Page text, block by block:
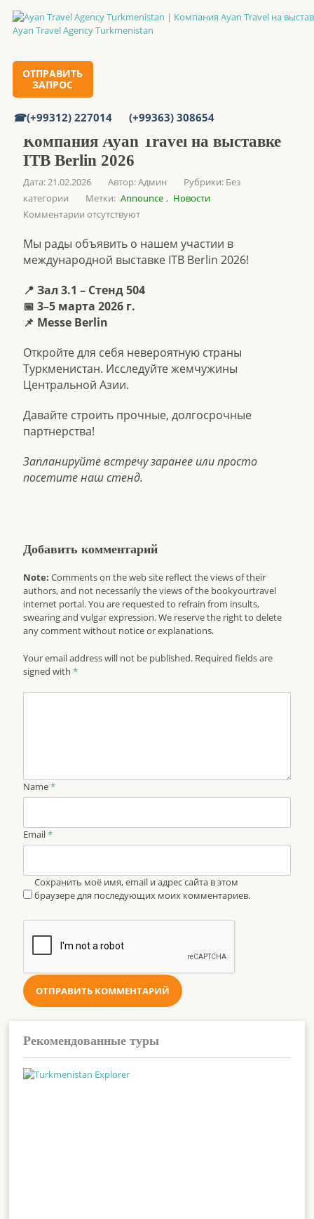
(+99312) 227014 (+99363) 308654
ОТПРАВИТЬ
ЗАПРОС
Главная
Компания Ayan Travel на выставке ITB Berlin 2026
Компания Ayan Travel на выставке
ITB Berlin 2026
Дата: 21.02.2026 Автор:Админ Рубрики: Без
категории
Метки: Announce , Новости
Комментарии отсутствуют
Мы рады объявить о нашем участии в
международной выставке ITB Berlin 2026!
📍 Зал 3.1 – Стенд 504
📅 3–5 марта 2026 г.
📌 Messe Berlin
Откройте для себя невероятную страны
Туркменистан. Исследуйте жемчужины
Центральной Азии.
Давайте строить прочные, долгосрочные
партнерства!
Запланируйте встречу заранее или просто
посетите наш стенд.
Добавить комментарий
Note: Comments on the web site reflect the views of their
authors, and not necessarily the views of the bookyourtravel
internet portal. You are requested to refrain from insults,
swearing and vulgar expression. We reserve the right to delete
any comment without notice or explanations.
Your email address will not be published. Required fields are
signed with*
Name*
Email*
Сохранить моё имя, email и адрес сайта в этом
браузере для последующих моих комментариев.
Рекомендованные туры